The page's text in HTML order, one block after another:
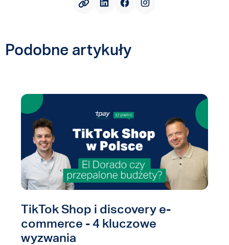
Podobne artykuły
TikTok Shop i discovery e-
commerce - 4 kluczowe
wyzwania